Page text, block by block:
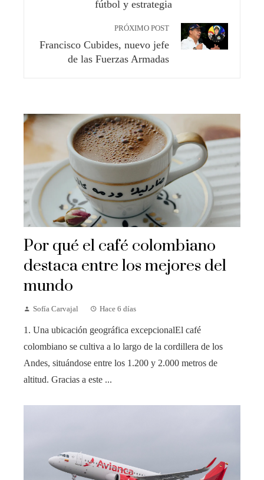
fútbol y estrategia
PRÓXIMO POST
Francisco Cubides, nuevo jefe
de las Fuerzas Armadas
Por qué el café colombiano
destaca entre los mejores del
mundo
Sofía Carvajal Hace 6 días
1. Una ubicación geográfica excepcionalEl café
colombiano se cultiva a lo largo de la cordillera de los
Andes, situándose entre los 1.200 y 2.000 metros de
altitud. Gracias a este ...